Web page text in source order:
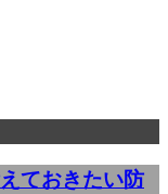
ておきたい防